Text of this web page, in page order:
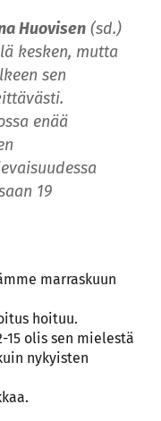
Huovisen (sd.)
kesken, mutta
sen
enää
19
marraskuun
hoituu.
15 olis sen mielestä
nykyisten